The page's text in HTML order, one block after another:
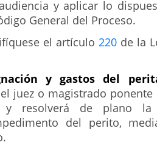
y aplicar lo
General del Proceso.
el artículo 220 de la
y gastos del
juez o magistrado
y resolverá de plano
del perito,